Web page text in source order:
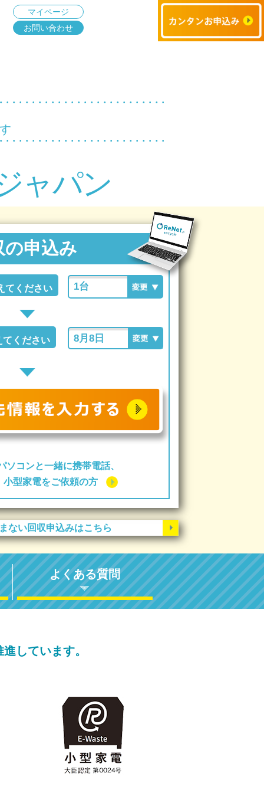
マイページ
お問い合わせ
ャパン
申込み
てください
てください
ソコンと一緒に携帯電話、
小型家電をご依頼の方
ない回収申込みはこちら
よくある質問
しています。